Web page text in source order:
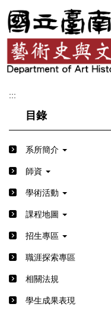
跳
到
主
要
內
容
:::
目錄
系所簡介
師資
學術活動
課程地圖
招生專區
職涯探索專區
相關法規
學生成果表現